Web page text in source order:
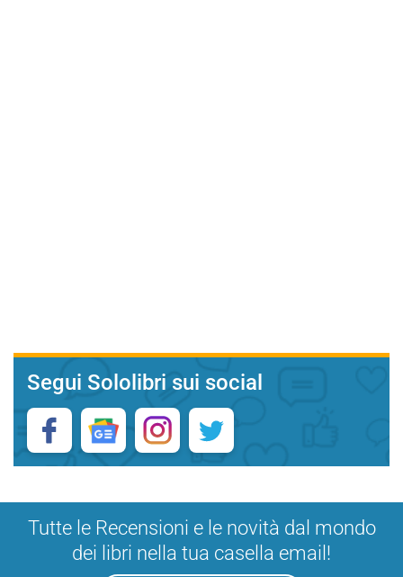
Segui Sololibri sui social
Tutte le Recensioni e le novità dal mondo
dei libri nella tua casella email!